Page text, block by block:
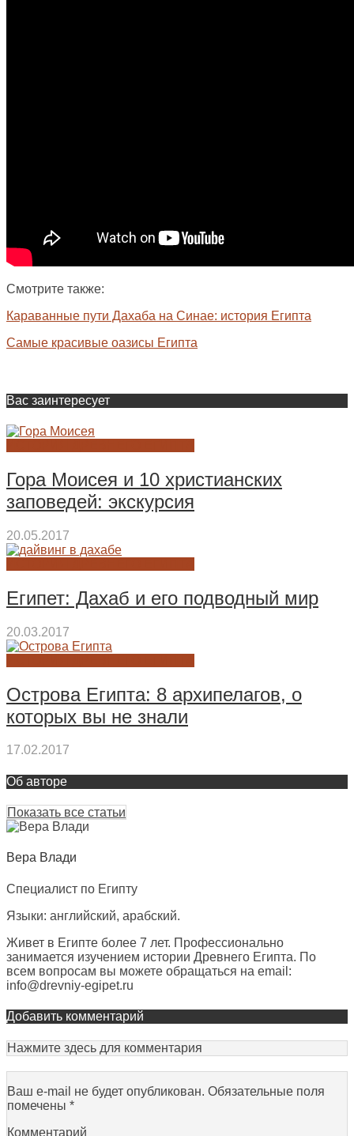
Смотрите также:
Караванные пути Дахаба на Синае: история Египта
Самые красивые оазисы Египта
Вас заинтересует
Гора Моисея и 10 христианских
заповедей: экскурсия
20.05.2017
Египет: Дахаб и его подводный мир
20.03.2017
Острова Египта: 8 архипелагов, о
которых вы не знали
17.02.2017
Об авторе
Показать все статьи
Вера Влади
Специалист по Египту
Языки: английский, арабский.
Живет в Египте более 7 лет. Профессионально
занимается изучением истории Древнего Египта. По
всем вопросам вы можете обращаться на email:
info@drevniy-egipet.ru
Добавить комментарий
Нажмите здесь для комментария
Ваш e-mail не будет опубликован. Обязательные поля
помечены *
Комментарий